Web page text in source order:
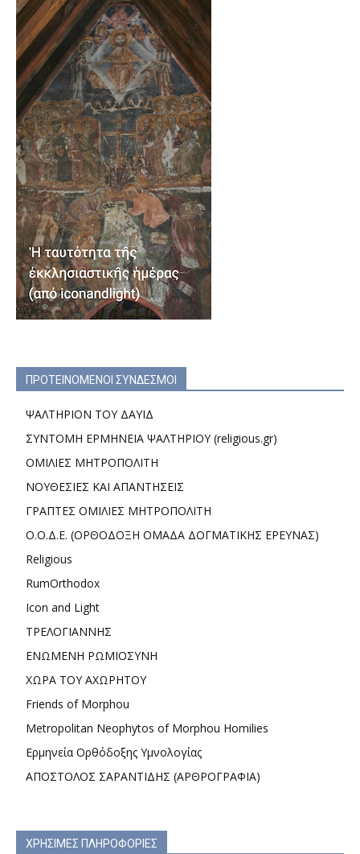
ΠΡΟΤΕΙΝΟΜΕΝΟΙ ΣΥΝΔΕΣΜΟΙ
ΨΑΛΤΗΡΙΟΝ ΤΟΥ ΔΑΥΙΔ
ΣΥΝΤΟΜΗ ΕΡΜΗΝΕΙΑ ΨΑΛΤΗΡΙΟΥ (religious.gr)
ΟΜΙΛΙΕΣ ΜΗΤΡΟΠΟΛΙΤΗ
ΝΟΥΘΕΣΙΕΣ ΚΑΙ ΑΠΑΝΤΗΣΕΙΣ
ΓΡΑΠΤΕΣ ΟΜΙΛΙΕΣ ΜΗΤΡΟΠΟΛΙΤΗ
Ο.Ο.Δ.Ε. (ΟΡΘΟΔΟΞΗ ΟΜΑΔΑ ΔΟΓΜΑΤΙΚΗΣ ΕΡΕΥΝΑΣ)
Religious
RumOrthodox
Icon and Light
ΤΡΕΛΟΓΙΑΝΝΗΣ
ΕΝΩΜΕΝΗ ΡΩΜΙΟΣΥΝΗ
ΧΩΡΑ ΤΟΥ ΑΧΩΡΗΤΟΥ
Friends of Morphou
Metropolitan Neophytos of Morphou Homilies
Ερμηνεία Ορθόδοξης Υμνολογίας
ΑΠΟΣΤΟΛΟΣ ΣΑΡΑΝΤΙΔΗΣ (ΑΡΘΡΟΓΡΑΦΙΑ)
ΧΡΗΣΙΜΕΣ ΠΛΗΡΟΦΟΡΙΕΣ